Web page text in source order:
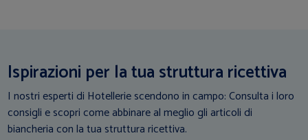
Ispirazioni per la tua struttura ricettiva
I nostri esperti di Hotellerie scendono in campo: Consulta i loro
consigli e scopri come abbinare al meglio gli articoli di
biancheria con la tua struttura ricettiva.